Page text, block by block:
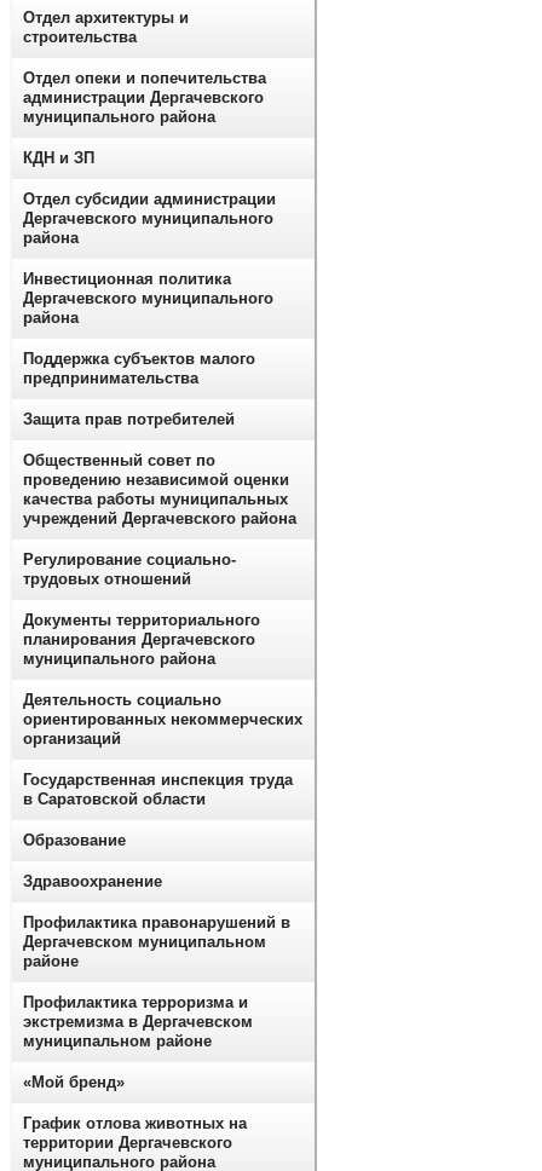
Отдел архитектуры и
строительства
Отдел опеки и попечительства
администрации Дергачевского
муниципального района
КДН и ЗП
Отдел субсидии администрации
Дергачевского муниципального
района
Инвестиционная политика
Дергачевского муниципального
района
Поддержка субъектов малого
предпринимательства
Защита прав потребителей
Общественный совет по
проведению независимой оценки
качества работы муниципальных
учреждений Дергачевского района
Регулирование социально-
трудовых отношений
Документы территориального
планирования Дергачевского
муниципального района
Деятельность социально
ориентированных некоммерческих
организаций
Государственная инспекция труда
в Саратовской области
Образование
Здравоохранение
Профилактика правонарушений в
Дергачевском муниципальном
районе
Профилактика терроризма и
экстремизма в Дергачевском
муниципальном районе
«Мой бренд»
График отлова животных на
территории Дергачевского
муниципального района